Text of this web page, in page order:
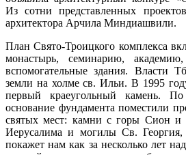
Из сотни представленных
архитектора Арчила Миндиашвили.
План Свято-Троицкого комплекса
монастырь, семинарию,
вспомогательные здания. Власти
земли на холме св. Ильи. В 1995
первый краеугольный камень.
основание фундамента поместили
святых мест: камни с горы Сион и
Иерусалима и могилы Св.
покажет нам как за несколько лет